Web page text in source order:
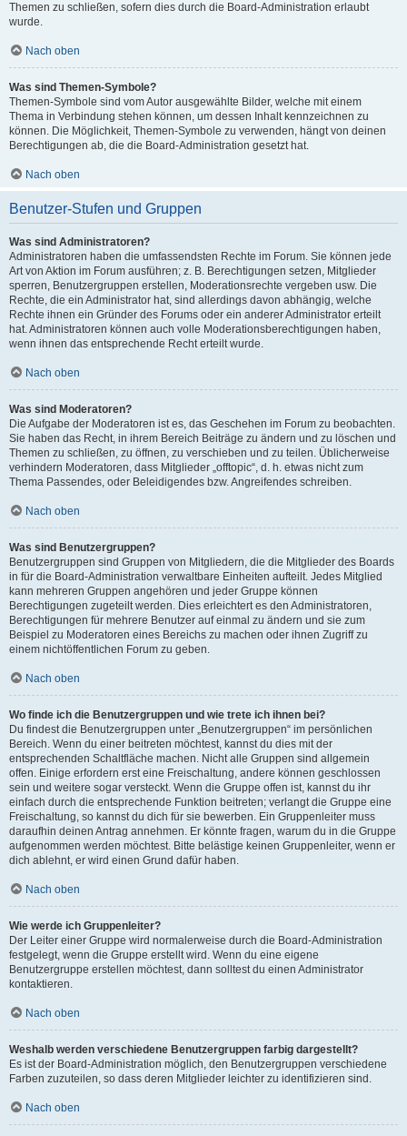
Themen zu schließen, sofern dies durch die Board-Administration erlaubt
wurde.
Nach oben
Was sind Themen-Symbole?
Themen-Symbole sind vom Autor ausgewählte Bilder, welche mit einem
Thema in Verbindung stehen können, um dessen Inhalt kennzeichnen zu
können. Die Möglichkeit, Themen-Symbole zu verwenden, hängt von deinen
Berechtigungen ab, die die Board-Administration gesetzt hat.
Nach oben
Benutzer-Stufen und Gruppen
Was sind Administratoren?
Administratoren haben die umfassendsten Rechte im Forum. Sie können jede
Art von Aktion im Forum ausführen; z. B. Berechtigungen setzen, Mitglieder
sperren, Benutzergruppen erstellen, Moderationsrechte vergeben usw. Die
Rechte, die ein Administrator hat, sind allerdings davon abhängig, welche
Rechte ihnen ein Gründer des Forums oder ein anderer Administrator erteilt
hat. Administratoren können auch volle Moderationsberechtigungen haben,
wenn ihnen das entsprechende Recht erteilt wurde.
Nach oben
Was sind Moderatoren?
Die Aufgabe der Moderatoren ist es, das Geschehen im Forum zu beobachten.
Sie haben das Recht, in ihrem Bereich Beiträge zu ändern und zu löschen und
Themen zu schließen, zu öffnen, zu verschieben und zu teilen. Üblicherweise
verhindern Moderatoren, dass Mitglieder „offtopic“, d. h. etwas nicht zum
Thema Passendes, oder Beleidigendes bzw. Angreifendes schreiben.
Nach oben
Was sind Benutzergruppen?
Benutzergruppen sind Gruppen von Mitgliedern, die die Mitglieder des Boards
in für die Board-Administration verwaltbare Einheiten aufteilt. Jedes Mitglied
kann mehreren Gruppen angehören und jeder Gruppe können
Berechtigungen zugeteilt werden. Dies erleichtert es den Administratoren,
Berechtigungen für mehrere Benutzer auf einmal zu ändern und sie zum
Beispiel zu Moderatoren eines Bereichs zu machen oder ihnen Zugriff zu
einem nichtöffentlichen Forum zu geben.
Nach oben
Wo finde ich die Benutzergruppen und wie trete ich ihnen bei?
Du findest die Benutzergruppen unter „Benutzergruppen“ im persönlichen
Bereich. Wenn du einer beitreten möchtest, kannst du dies mit der
entsprechenden Schaltfläche machen. Nicht alle Gruppen sind allgemein
offen. Einige erfordern erst eine Freischaltung, andere können geschlossen
sein und weitere sogar versteckt. Wenn die Gruppe offen ist, kannst du ihr
einfach durch die entsprechende Funktion beitreten; verlangt die Gruppe eine
Freischaltung, so kannst du dich für sie bewerben. Ein Gruppenleiter muss
daraufhin deinen Antrag annehmen. Er könnte fragen, warum du in die Gruppe
aufgenommen werden möchtest. Bitte belästige keinen Gruppenleiter, wenn er
dich ablehnt, er wird einen Grund dafür haben.
Nach oben
Wie werde ich Gruppenleiter?
Der Leiter einer Gruppe wird normalerweise durch die Board-Administration
festgelegt, wenn die Gruppe erstellt wird. Wenn du eine eigene
Benutzergruppe erstellen möchtest, dann solltest du einen Administrator
kontaktieren.
Nach oben
Weshalb werden verschiedene Benutzergruppen farbig dargestellt?
Es ist der Board-Administration möglich, den Benutzergruppen verschiedene
Farben zuzuteilen, so dass deren Mitglieder leichter zu identifizieren sind.
Nach oben